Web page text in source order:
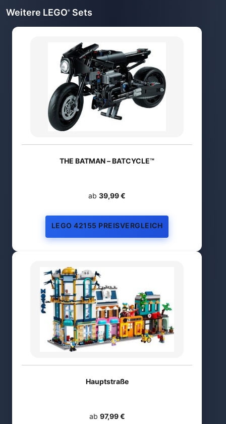
Weitere LEGO® Sets
THE BATMAN – BATCYCLE™
ab 39,99 €
LEGO 42155 PREISVERGLEICH
Hauptstraße
ab 97,99 €